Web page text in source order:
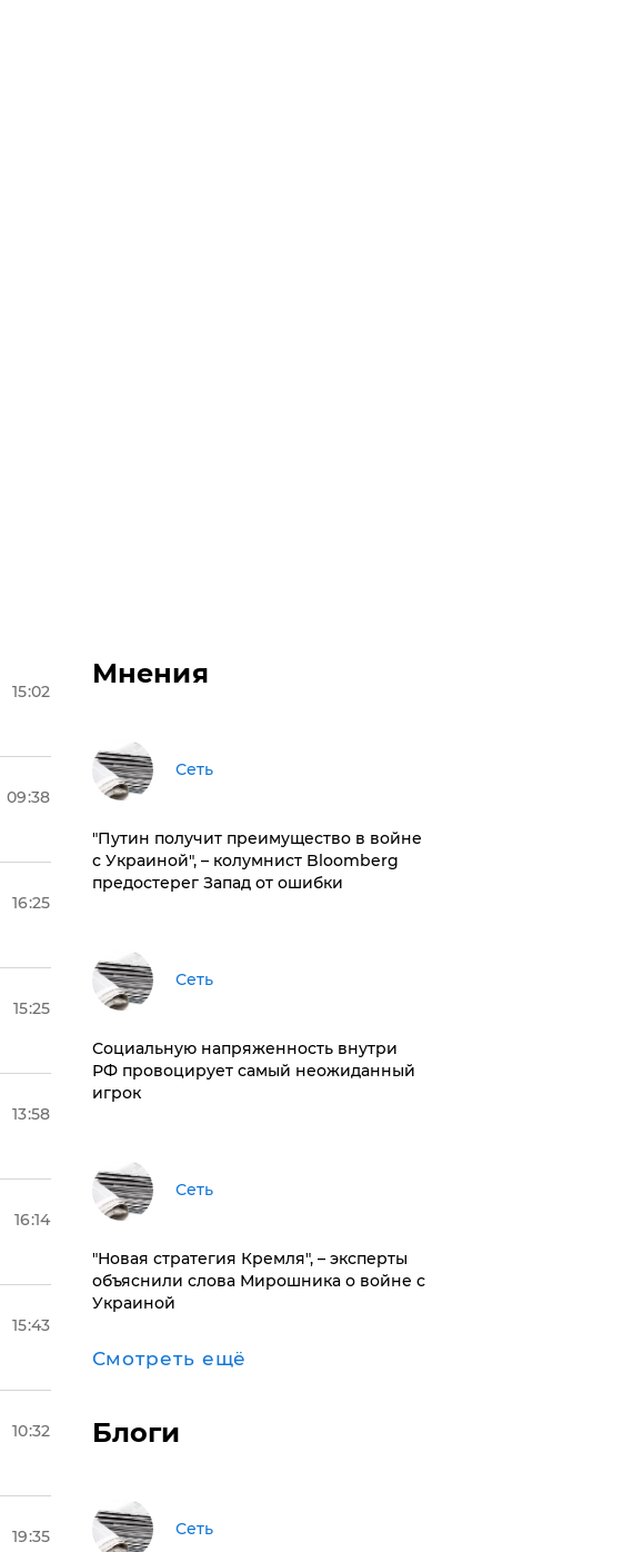
15:02
09:38
16:25
15:25
13:58
16:14
15:43
10:32
19:35
Мнения
Сеть
"Путин получит преимущество в войне
с Украиной", – колумнист Bloomberg
предостерег Запад от ошибки
Сеть
Социальную напряженность внутри
РФ провоцирует самый неожиданный
игрок
Сеть
"Новая стратегия Кремля", – эксперты
объяснили слова Мирошника о войне с
Украиной
Смотреть ещё
Блоги
Сеть